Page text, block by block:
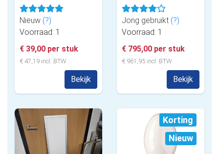
Nieuw (?)
Voorraad: 1
€ 39,00 per stuk
€ 47,19 incl. BTW
Bekijk
Jong gebruikt (?)
Voorraad: 1
€ 795,00 per stuk
€ 961,95 incl. BTW
Bekijk
Korting
Nieuw